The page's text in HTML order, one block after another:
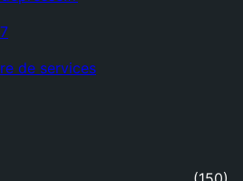
de services